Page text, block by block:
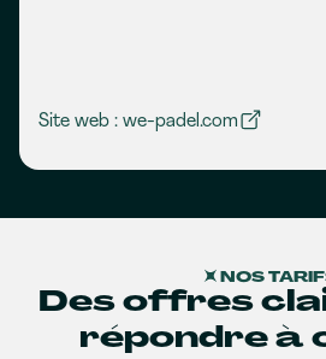
Site web : we-padel.com
NOS
Des offres
répondre à